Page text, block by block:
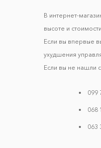
В интернет-
высоте и
Если вы впервые
ухудшения
Если вы не нашли
099
068
063